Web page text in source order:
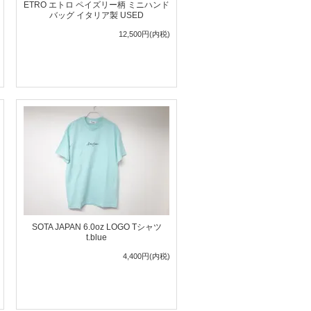
ETRO エトロ ペイズリー柄 ミニハンド
バッグ イタリア製 USED
12,500円(内税)
SOTA JAPAN 6.0oz LOGO Tシャツ
t.blue
4,400円(内税)